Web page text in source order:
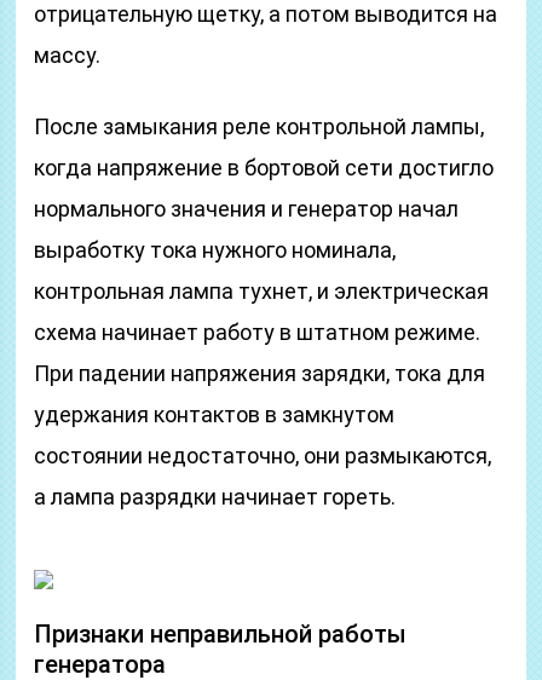
отрицательную щетку, а потом выводится на
массу.
После замыкания реле контрольной лампы,
когда напряжение в бортовой сети достигло
нормального значения и генератор начал
выработку тока нужного номинала,
контрольная лампа тухнет, и электрическая
схема начинает работу в штатном режиме.
При падении напряжения зарядки, тока для
удержания контактов в замкнутом
состоянии недостаточно, они размыкаются,
а лампа разрядки начинает гореть.
Признаки неправильной работы
генератора